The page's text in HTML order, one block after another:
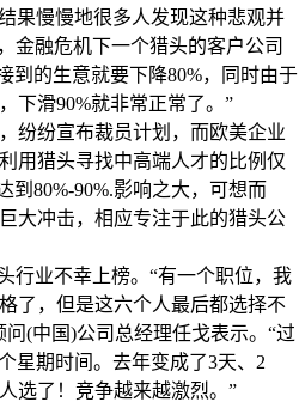
果慢慢地很多人发现这种悲观并
金融危机下一个猎头的客户公司
到的生意就要下降80%，同时由于
下滑90%就非常正常了。”
纷宣布裁员计划，而欧美企业
用猎头寻找中高端人才的比例仅
到80%-90%.影响之大，可想而
大冲击，相应专注于此的猎头公
业不幸上榜。“有一个职位，我
了，但是这六个人最后都选择不
(中国)公司总经理任戈表示。“过
星期时间。去年变成了3天、2
选了！竞争越来越激烈。”